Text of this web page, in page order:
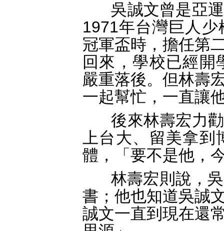
吳誠文曾是亞運
1971年台灣巨人
冠軍盃時，擔任第
回來，學校已經開
嚴重落後。但林壽
一起幫忙，一直讓
後來林壽宏力勸
上台大、留美拿
體，「要不是他，
林壽宏則說，吳
書；他也知道吳誠
誠文一直到現在還